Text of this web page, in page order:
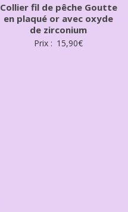
Collier fil de pêche Goutte
en plaqué or avec oxyde
de zirconium
Prix : 15,90€